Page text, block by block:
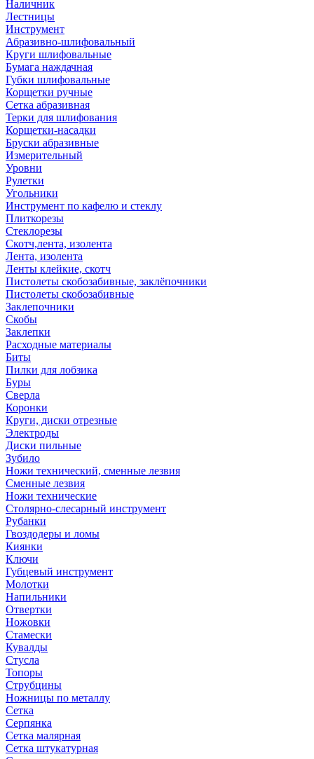
Наличник
Лестницы
Инструмент
Абразивно-шлифовальный
Круги шлифовальные
Бумага наждачная
Губки шлифовальные
Корщетки ручные
Сетка абразивная
Терки для шлифования
Корщетки-насадки
Бруски абразивные
Измерительный
Уровни
Рулетки
Угольники
Инструмент по кафелю и стеклу
Плиткорезы
Стеклорезы
Скотч,лента, изолента
Лента, изолента
Ленты клейкие, скотч
Пистолеты скобозабивные, заклёпочники
Пистолеты скобозабивные
Заклепочники
Скобы
Заклепки
Расходные материалы
Биты
Пилки для лобзика
Буры
Сверла
Коронки
Круги, диски отрезные
Электроды
Диски пильные
Зубило
Ножи технический, сменные лезвия
Сменные лезвия
Ножи технические
Столярно-слесарный инструмент
Рубанки
Гвоздодеры и ломы
Киянки
Ключи
Губцевый инструмент
Молотки
Напильники
Отвертки
Ножовки
Стамески
Кувалды
Стусла
Топоры
Струбцины
Ножницы по металлу
Сетка
Серпянка
Сетка малярная
Сетка штукатурная